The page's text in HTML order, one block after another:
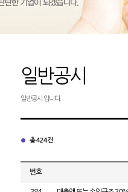
일반공시
일반공시 입니다.
총 424건
번호